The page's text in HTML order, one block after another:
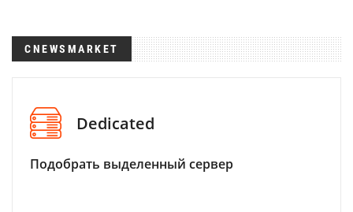
CNEWSMARKET
Dedicated
Подобрать выделенный сервер